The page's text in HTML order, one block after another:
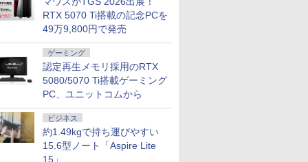
RTX 5070 Ti搭載の記念PCを
49万9,800円で発売
ゲーミング
認定再生メモリ採用のRTX
5080/5070 Ti搭載ゲーミング
PC、ユニットコムから
ビジネス
約1.49kgで持ち運びやすい
15.6型ノート「Aspire Lite
15」